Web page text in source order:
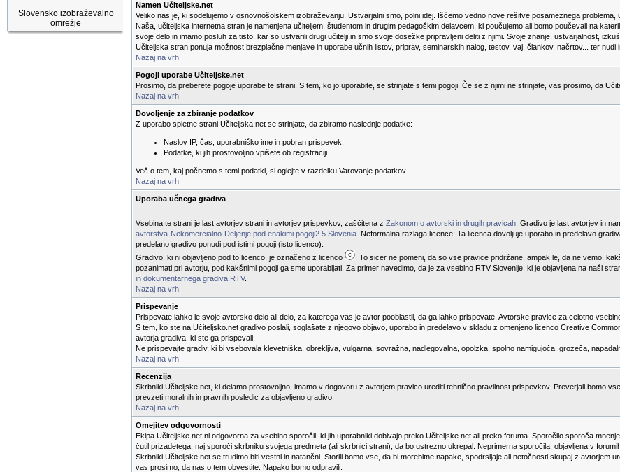
Slovensko izobraževalno
omrežje
Namen Učiteljske.net
Veliko nas je, ki sodelujemo v osnovnošolskem izobraževanju. Ustvarjalni smo, polni idej. Iščemo vedno nove rešitve posameznega problema,
Naša, učiteljska internetna stran je namenjena učiteljem, študentom in drugim pedagoškim delavcem, ki poučujemo ali bomo poučevali na
svoje delo in imamo posluh za tisto, kar so ustvarili drugi učitelji in smo svoje dosežke pripravljeni deliti z njimi. Svoje znanje, ustvarjalnost,
Učiteljska stran ponuja možnost brezplačne menjave in uporabe učnih listov, priprav, seminarskih nalog, testov, vaj, člankov, načrtov... ter
Nazaj na vrh
Pogoji uporabe Učiteljske.net
Prosimo, da preberete pogoje uporabe te strani. S tem, ko jo uporabite, se strinjate s temi pogoji. Če se z njimi ne strinjate, vas prosimo, da
Nazaj na vrh
Dovoljenje za zbiranje podatkov
Z uporabo spletne strani Učiteljska.net se strinjate, da zbiramo naslednje podatke:
Naslov IP, čas, uporabniško ime in pobran prispevek.
Podatke, ki jih prostovoljno vpišete ob registraciji.
Več o tem, kaj počnemo s temi podatki, si oglejte v razdelku Varovanje podatkov.
Nazaj na vrh
Uporaba učnega gradiva
Vsebina te strani je last avtorjev strani in avtorjev prispevkov, zaščitena z Zakonom o avtorski in drugih pravicah . Gradivo je last avtorjev in
avtorstva-Nekomercialno-Deljenje pod enakimi pogoji2.5 Slovenia . Neformalna razlaga licence: Ta licenca dovoljuje uporabo in predelavo
predelano gradivo ponudi pod istimi pogoji (isto licenco).
Gradivo, ki ni objavljeno pod to licenco, je označeno z licenco
. To sicer ne pomeni, da so vse pravice pridržane, ampak le, da ne vemo,
pozanimati pri avtorju, pod kakšnimi pogoji ga sme uporabljati. Za primer navedimo, da je za vsebino RTV Slovenije, ki je objavljena na naši
in dokumentarnega gradiva RTV.
Nazaj na vrh
Prispevanje
Prispevate lahko le svoje avtorsko delo ali delo, za katerega vas je avtor pooblastil, da ga lahko prispevate. Avtorske pravice za celotno
S tem, ko ste na Učiteljsko.net gradivo poslali, soglašate z njegovo objavo, uporabo in predelavo v skladu z omenjeno licenco Creative
avtorja gradiva, ki ste ga prispevali.
Ne prispevajte gradiv, ki bi vsebovala klevetniška, obrekljiva, vulgarna, sovražna, nadlegovalna, opolzka, spolno namigujoča, grozeča,
Nazaj na vrh
Recenzija
Skrbniki Učiteljske.net, ki delamo prostovoljno, imamo v dogovoru z avtorjem pravico urediti tehnično pravilnost prispevkov. Preverjali bomo
prevzeti moralnih in pravnih posledic za objavljeno gradivo.
Nazaj na vrh
Omejitev odgovornosti
Ekipa Učiteljske.net ni odgovorna za vsebino sporočil, ki jih uporabniki dobivajo preko Učiteljske.net ali preko foruma. Sporočilo sporoča
čutil prizadetega, naj sporoči skrbniku svojega predmeta (ali skrbnici strani), da bo ustrezno ukrepal. Neprimerna sporočila, objavljena v
Skrbniki Učiteljske.net se trudimo biti vestni in natančni. Storili bomo vse, da bi morebitne napake, spodrsljaje ali netočnosti skupaj z avtorjem
vas prosimo, da nas o tem obvestite. Napako bomo odpravili.